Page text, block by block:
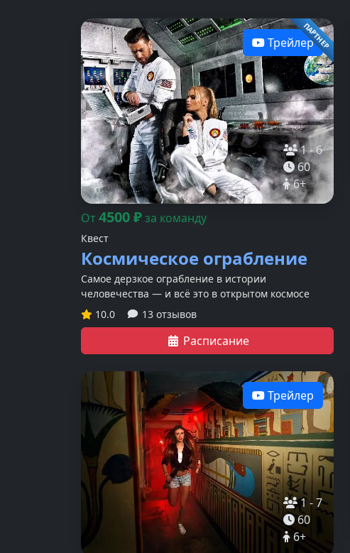
1-6
60
6+
ТрейлерПАРТНЕР
От4500₽за команду
Квест
Космическое ограбление
Самое дерзкое ограбление в истории
человечества — и всё это в открытом космосе
10.0
13 отзывов
Расписание
1-7
60
6+
Трейлер